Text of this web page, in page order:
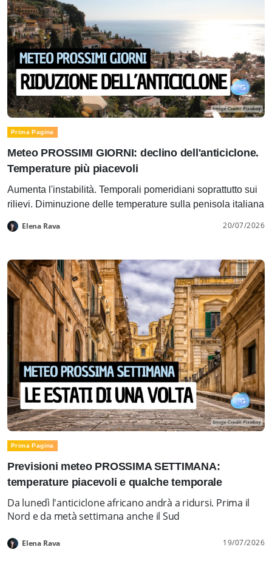
Prima Pagina
Meteo PROSSIMI GIORNI: declino dell'anticiclone.
Temperature più piacevoli
Aumenta l'instabilità. Temporali pomeridiani soprattutto sui
rilievi. Diminuzione delle temperature sulla penisola italiana
Elena Rava 20/07/2026
Prima Pagina
Previsioni meteo PROSSIMA SETTIMANA:
temperature piacevoli e qualche temporale
Da lunedì l'anticiclone africano andrà a ridursi. Prima il
Nord e da metà settimana anche il Sud
Elena Rava 19/07/2026